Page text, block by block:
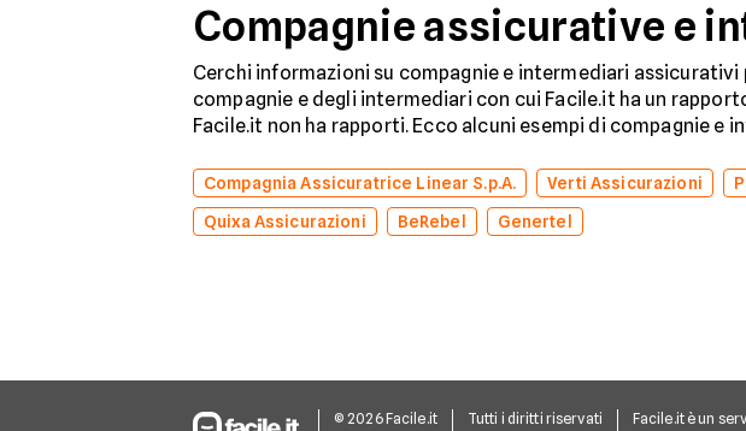
Compagnie assicurative e
Cerchi informazioni su compagnie e intermediari
compagnie e degli intermediari con cui Facile.it ha un
Facile.it non ha rapporti. Ecco alcuni esempi di compagnie e
Compagnia Assicuratrice Linear S.p.A. Verti Assicurazioni
Quixa Assicurazioni
BeRebel Genertel
© 2026 Facile.it Tutti i diritti riservati Facile.it è un